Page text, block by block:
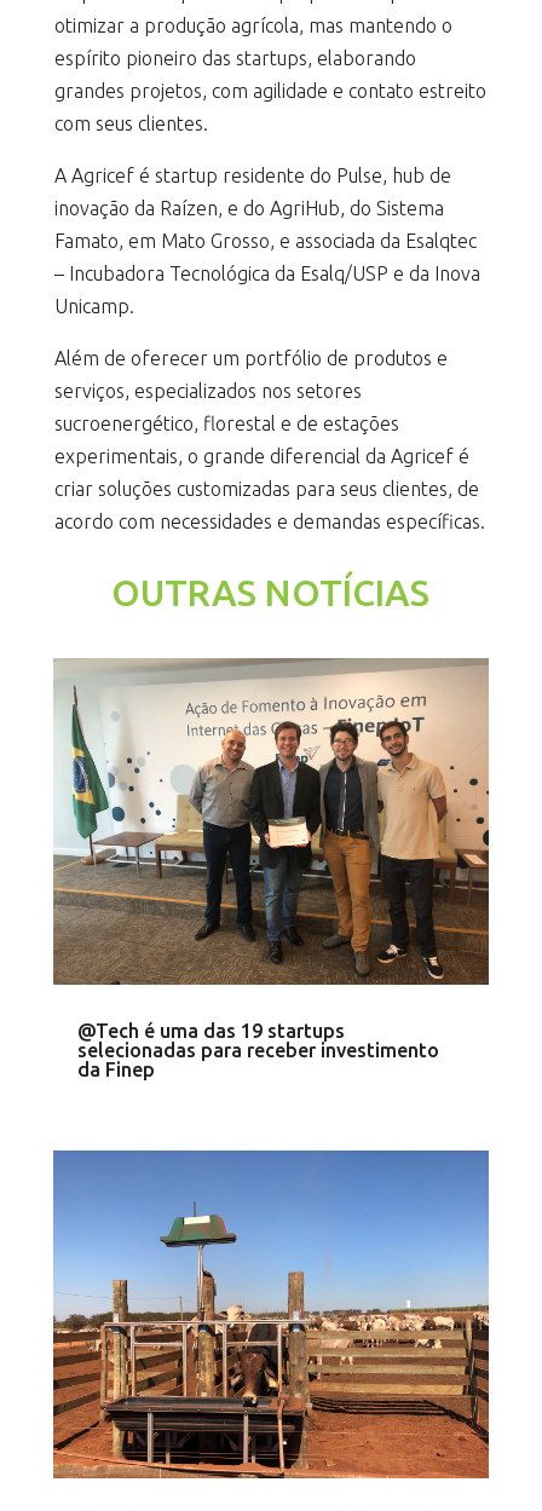
otimizar a produção agrícola, mas mantendo o
espírito pioneiro das startups, elaborando
grandes projetos, com agilidade e contato estreito
com seus clientes.
A Agricef é startup residente do Pulse, hub de
inovação da Raízen, e do AgriHub, do Sistema
Famato, em Mato Grosso, e associada da Esalqtec
– Incubadora Tecnológica da Esalq/USP e da Inova
Unicamp.
Além de oferecer um portfólio de produtos e
serviços, especializados nos setores
sucroenergético, florestal e de estações
experimentais, o grande diferencial da Agricef é
criar soluções customizadas para seus clientes, de
acordo com necessidades e demandas específicas.
OUTRAS NOTÍCIAS
@Tech é uma das 19 startups
selecionadas para receber investimento
da Finep